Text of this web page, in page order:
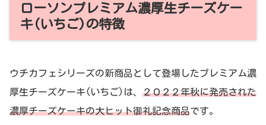
ローソンプレミアム濃厚生チーズケー
キ(いちご)の特徴
ウチカフェシリーズの新商品として登場したプレミアム濃
厚生チーズケーキ(いちご)は、 ２０２２年秋に発売された
濃厚チーズケーキの大ヒット御礼記念商品です。